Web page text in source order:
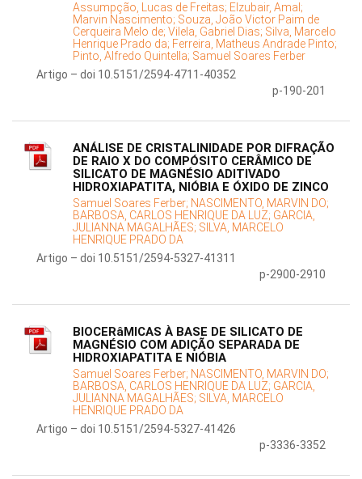
Assumpção, Lucas de Freitas; Elzubair, Amal;
Marvin Nascimento; Souza, João Victor Paim de
Cerqueira Melo de; Vilela, Gabriel Dias; Silva, Marcelo
Henrique Prado da; Ferreira, Matheus Andrade Pinto;
Pinto, Alfredo Quintella; Samuel Soares Ferber
Artigo – doi 10.5151/2594-4711-40352
p-190-201
ANÁLISE DE CRISTALINIDADE POR DIFRAÇÃO
DE RAIO X DO COMPÓSITO CERÂMICO DE
SILICATO DE MAGNÉSIO ADITIVADO
HIDROXIAPATITA, NIÓBIA E ÓXIDO DE ZINCO
Samuel Soares Ferber; NASCIMENTO, MARVIN DO;
BARBOSA, CARLOS HENRIQUE DA LUZ; GARCIA,
JULIANNA MAGALHÃES; SILVA, MARCELO
HENRIQUE PRADO DA
Artigo – doi 10.5151/2594-5327-41311
p-2900-2910
BIOCERâMICAS À BASE DE SILICATO DE
MAGNÉSIO COM ADIÇÃO SEPARADA DE
HIDROXIAPATITA E NIÓBIA
Samuel Soares Ferber; NASCIMENTO, MARVIN DO;
BARBOSA, CARLOS HENRIQUE DA LUZ; GARCIA,
JULIANNA MAGALHÃES; SILVA, MARCELO
HENRIQUE PRADO DA
Artigo – doi 10.5151/2594-5327-41426
p-3336-3352